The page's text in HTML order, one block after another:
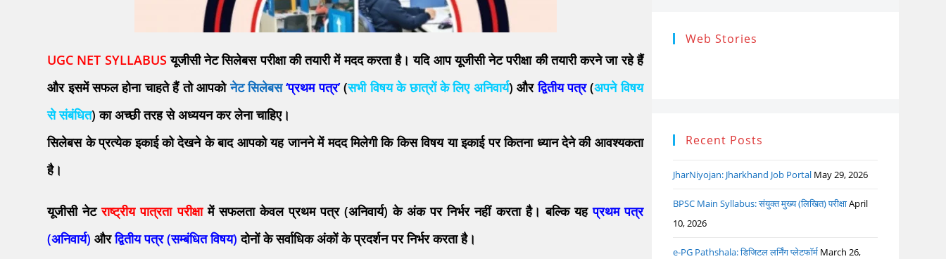
UGC NET SYLLABUSयूजीसीनेट सिलेबस परीक्षा की तयारी में मदद करता है।यदि आप यूजीसी नेट परीक्षा की तयारी करने जा रहे हैं
और इसमें सफल होना चाहते हैं तो आपकोनेट सिलेबस ‘प्रथम पत्र’(सभी विषय के छात्रों के लिए अनिवार्य) औरद्वितीय पत्र(अपने विषय
से संबंधित) का अच्छी तरह से अध्ययन कर लेना चाहिए।
सिलेबस के प्रत्येक इकाई को देखने के बाद आपको यह जानने में मदद मिलेगी कि किस विषय या इकाई पर कितना ध्यान देने की आवश्यकता
है।
यूजीसी नेटराष्ट्रीय पात्रता परीक्षामें सफलता केवल प्रथम पत्र (अनिवार्य) के अंक पर निर्भर नहीं करता है। बल्कि यहप्रथम पत्र
(अनिवार्य)औरद्वितीय पत्र (सम्बंधित विषय) दोनों के सर्वाधिक अंकों के प्रदर्शन पर निर्भर करता है।
Web Stories
Research
Ethics (शोध
Recent Posts
JharNiyojan: Jharkhand Job Portal May 29, 2026
BPSC Main Syllabus: संयुक्त मुख्य (लिखित) परीक्षाApril
10, 2026
e-PG Pathshala: डिजिटल लर्निंग प्लेटफॉर्म March 26,